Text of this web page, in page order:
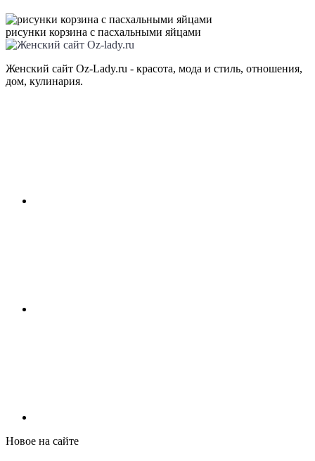
рисунки корзина с пасхальными яйцами
Женский сайт Oz-Lady.ru - красота, мода и стиль, отношения,
дом, кулинария.
Новое на сайте